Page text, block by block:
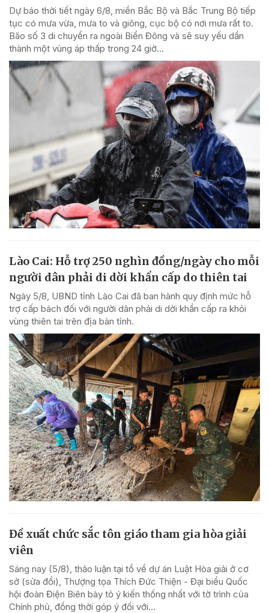
Dự báo thời tiết ngày 6/8, miền Bắc Bộ và Bắc Trung Bộ tiếp
tục có mưa vừa, mưa to và giông, cục bộ có nơi mưa rất to.
Bão số 3 di chuyển ra ngoài Biển Đông và sẽ suy yếu dần
thành một vùng áp thấp trong 24 giờ...
Lào Cai: Hỗ trợ 250 nghìn đồng/ngày cho mỗi
người dân phải di dời khẩn cấp do thiên tai
Ngày 5/8, UBND tỉnh Lào Cai đã ban hành quy định mức hỗ
trợ cấp bách đối với người dân phải di dời khẩn cấp ra khỏi
vùng thiên tai trên địa bàn tỉnh.
Đề xuất chức sắc tôn giáo tham gia hòa giải
viên
Sáng nay (5/8), thảo luận tại tổ về dự án Luật Hòa giải ở cơ
sở (sửa đổi), Thượng tọa Thích Đức Thiện - Đại biểu Quốc
hội đoàn Điện Biên bày tỏ ý kiến thống nhất với tờ trình của
Chính phủ, đồng thời góp ý đối với...